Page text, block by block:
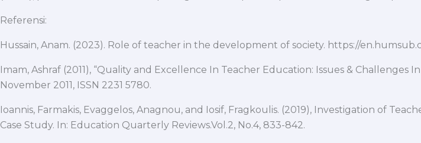
Referensi:
Hussain, Anam. (2023). Role of teacher in the development of society. https://
Imam, Ashraf (2011), “Quality and Excellence In Teacher Education: Issues &
November 2011, ISSN 2231 5780.
Ioannis, Farmakis, Evaggelos, Anagnou, and Iosif, Fragkoulis. (2019), Investigation of
Case Study. In: Education Quarterly Reviews.Vol.2, No.4, 833-842.